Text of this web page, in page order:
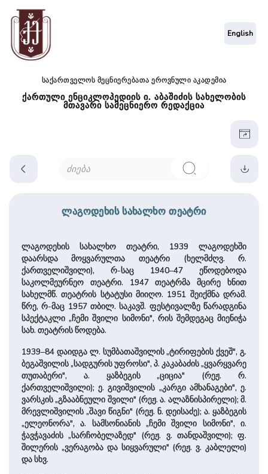
საქართველოს მეცნიერებათა ეროვნული აკადემია
ქართული ენციკლოპედიის ი. აბაშიძის სახელობის
მთავარი სამეცნიერო რედაქცია
English
ლაგოდეხის სახალხო თეატრი
ლაგოდეხის სახალხო თეატრი, 1939 ლაგოდეხში
დაარსდა მოყვარულთა თეატრი (ხელმძღვ. რ.
ქართველიშვილი), რ-საც 1940–47 ეწოდებოდა
საკოლმეურნეო თეატრი. 1947 თეატრმა მცირე ხნით
სახელმწ. თეატრის სტატუსი მიიღო. 1951 შეიქმნა დრამ.
წრე, რ-მაც 1957 თბილ. საკავშ. ფესტივალზე წარადგინა
სპექტაკლი „ჩემი შვილი სიმონი", რის შემდეგაც მიენიჭა
სახ. თეატრის წოდება.
1939–84 დაიდგა ლ. სუმბათაშვილის „ტირიფების ქვეშ", გ.
ბეგაშვილის „სადგურის უფროსი", პ. კაკაბაძის „ყვარყვარე
თუთაბერი", ა. ყაზბეგის „ციცია" (რეჟ. რ.
ქართველიშვილი); ე. გივიშვილის „კარგი ამხანაგები", ე.
ვარსკის „გზააბნეული შვილი" (რეჟ. ა. ალაზნისპირელი); მ.
მრევლიშვილის „შავი წიგნი" (რეჟ. ნ. დეისაძე); ა. ყაზბეგის
„ელეონორა", ა. სამსონიანის „ჩემი შვილი სიმონი", ი.
ჭავჭავაძის „სარჩობელაზედ" (რეჟ. ვ. თანდაშვილი); ფ.
შილერის „ვერაგობა და სიყვარული" (რეჟ. ვ. კაბლელი)
და სხვ.